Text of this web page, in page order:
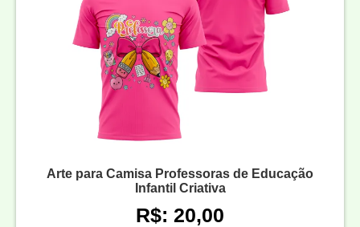
Arte para Camisa Professoras de Educação
Infantil Criativa
R$: 20,00